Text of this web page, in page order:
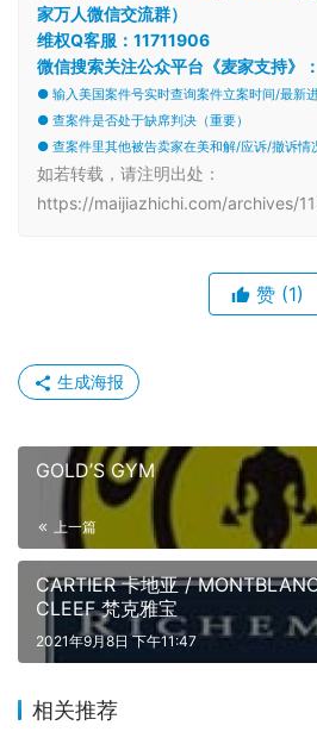
家万人微信交流群）
维权Q客服：11711906
微信搜索关注公众平台《麦家支持》：
● 输入美国案件号实时查询案件立案时间/最新
● 查案件是否处于缺席判决（重要）
● 查案件里其他被告卖家在美和解/应诉/撤诉情
如若转载，请注明出处：
https://maijiazhichi.com/archives/
赞 (1)
生成海报
GOLD’S GYM
上一篇
CARTIER 卡地亚 /
CLEEF 梵克雅宝
2021年9月8日 下午11:47
相关推荐